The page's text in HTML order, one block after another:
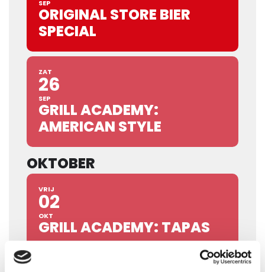
SEP
ORIGINAL STORE BIER
SPECIAL
ZAT
26
SEP
GRILL ACADEMY:
AMERICAN STYLE
OKTOBER
VRIJ
02
OKT
GRILL ACADEMY: TAPAS